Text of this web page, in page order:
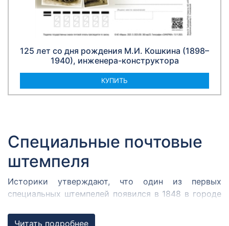
125 лет со дня рождения М.И. Кошкина (1898–
1940), инженера-конструктора
КУПИТЬ
Специальные почтовые
штемпеля
Историки утверждают, что один из первых
специальных штемпелей появился в 1848 в городе
собрался Кромержижский парламент.
Читать подробнее